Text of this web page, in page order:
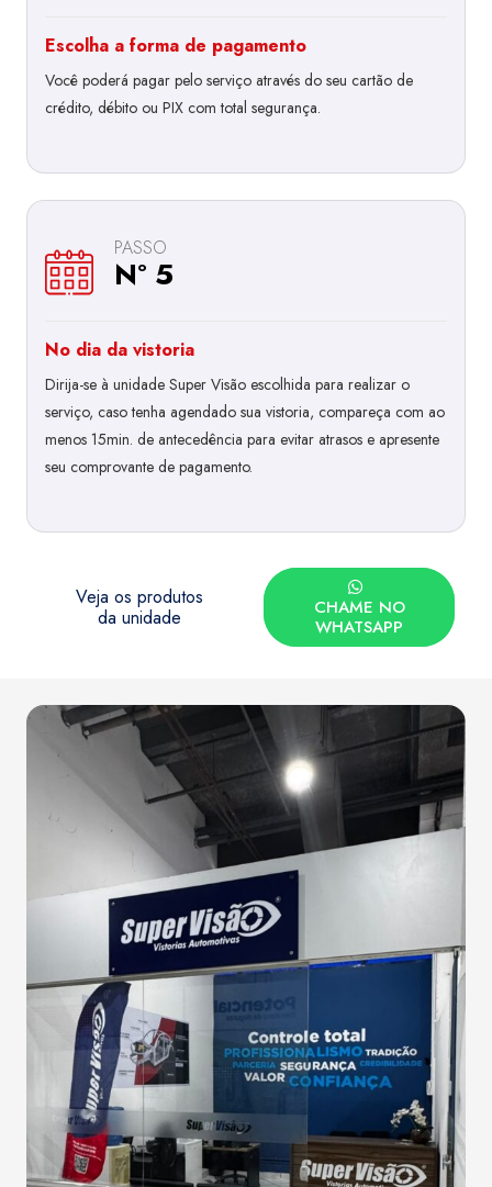
Escolha a forma de pagamento
Você poderá pagar pelo serviço através do seu cartão de
crédito, débito ou PIX com total segurança.
PASSO
Nº 5
No dia da vistoria
Dirija-se à unidade Super Visão escolhida para realizar o
serviço, caso tenha agendado sua vistoria, compareça com ao
menos 15min. de antecedência para evitar atrasos e apresente
seu comprovante de pagamento.
Veja os produtos
da unidade
CHAME NO
WHATSAPP